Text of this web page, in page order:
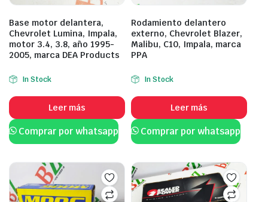
Base motor delantera,
Chevrolet Lumina, Impala,
motor 3.4, 3.8, año 1995-
2005, marca DEA Products
In Stock
Leer más
Comprar por whatsapp
Rodamiento delantero
externo, Chevrolet Blazer,
Malibu, C10, Impala, marca
PPA
In Stock
Leer más
Comprar por whatsapp